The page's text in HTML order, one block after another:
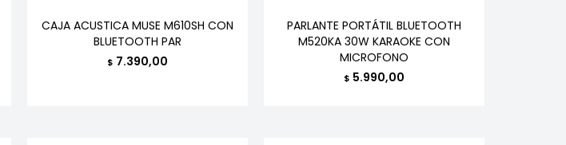
CAJA ACUSTICA MUSE M610SH CON
BLUETOOTH PAR
$ 7.390,00
PARLANTE PORTÁTIL BLUETOOTH
M520KA 30W KARAOKE CON
MICROFONO
$ 5.990,00